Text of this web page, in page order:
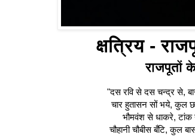
क्षत्रिय -
राजपूतों
"दस रवि से दस चन्द्र से,
चार हुतासन सों भये, कुल
भौमवंश से धाकरे, टांक
चौहानी चौबीस बँटि, कुल